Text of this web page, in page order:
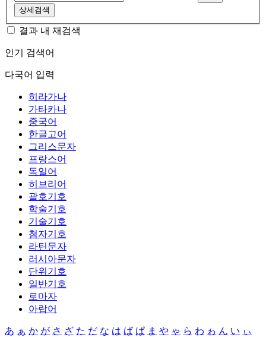
상세검색
결과 내 재검색
인기 검색어
다국어 입력
히라가나
가타카나
중국어
한글고어
그리스문자
프랑스어
독일어
히브리어
괄호기호
학술기호
기술기호
첨자기호
라틴문자
러시아문자
단위기호
일반기호
로마자
아랍어
あ ぁ か が さ ざ た だ な は ば ぱ ま や ゃ ら わ ゎ ん い ぃ